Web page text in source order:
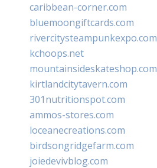
caribbean-corner.com
bluemoongiftcards.com
rivercitysteampunkexpo.com
kchoops.net
mountainsideskateshop.com
kirtlandcitytavern.com
301nutritionspot.com
ammos-stores.com
loceanecreations.com
birdsongridgefarm.com
joiedevivblog.com